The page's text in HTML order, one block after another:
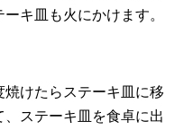
キ皿も火にかけます。
けたらステーキ皿に移
ステーキ皿を食卓に出